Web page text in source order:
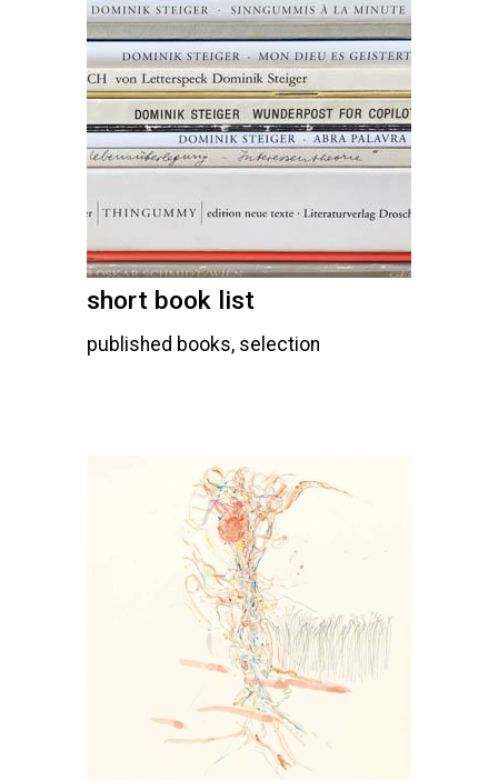
short book list
published books, selection